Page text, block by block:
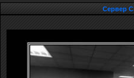
Сервер